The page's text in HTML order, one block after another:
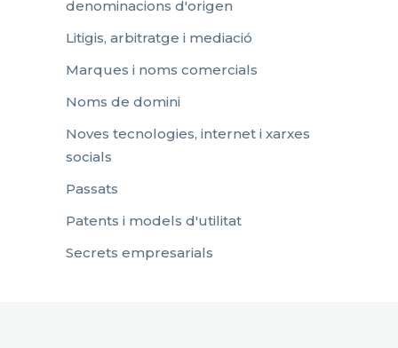
denominacions d'origen
Litigis, arbitratge i mediació
Marques i noms comercials
Noms de domini
Noves tecnologies, internet i xarxes
socials
Passats
Patents i models d'utilitat
Secrets empresarials